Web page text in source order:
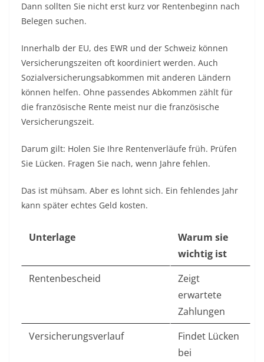
Dann sollten Sie nicht erst kurz vor Rentenbeginn nach
Belegen suchen.
Innerhalb der EU, des EWR und der Schweiz können
Versicherungszeiten oft koordiniert werden. Auch
Sozialversicherungsabkommen mit anderen Ländern
können helfen. Ohne passendes Abkommen zählt für
die französische Rente meist nur die französische
Versicherungszeit.
Darum gilt: Holen Sie Ihre Rentenverläufe früh. Prüfen
Sie Lücken. Fragen Sie nach, wenn Jahre fehlen.
Das ist mühsam. Aber es lohnt sich. Ein fehlendes Jahr
kann später echtes Geld kosten.
Unterlage
Warum sie
wichtig ist
Rentenbescheid
Zeigt
erwartete
Zahlungen
Versicherungsverlauf
Findet Lücken
bei